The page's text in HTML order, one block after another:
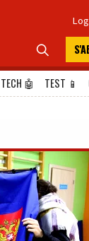

TECH 🤖 TEST 📱